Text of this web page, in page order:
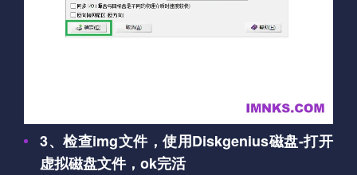
3、检查img文件，使用Diskgenius磁盘-打开
虚拟磁盘文件，ok完活